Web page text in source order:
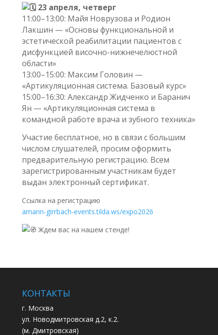
23 апреля, четверг
11:00–13:00: Майя Новрузова и Родион
Лакшин — «Основы функциональной и
эстетической реабилитации пациентов с
дисфункцией височно-нижнечелюстной
области»
13:00–15:00: Максим Головин —
«Артикуляционная система. Базовый курс»
15:00–16:30: Александр Жидченко и Баранич
Ян — «Артикуляционная система в
командной работе врача и зубного техника»
Участие бесплатное, но в связи с большим
числом слушателей, просим оформить
предварительную регистрацию. Всем
зарегистрированным участникам будет
выдан электронный сертификат.
Ссылка на регистрацию
amann-girrbach-events.tilda.ws/expo2026
Ждем вас на нашем стенде!
КОНТАКТЫ
г. Москва
ул. Новодмитровская д.2, к.2.
(м. Дмитровская)